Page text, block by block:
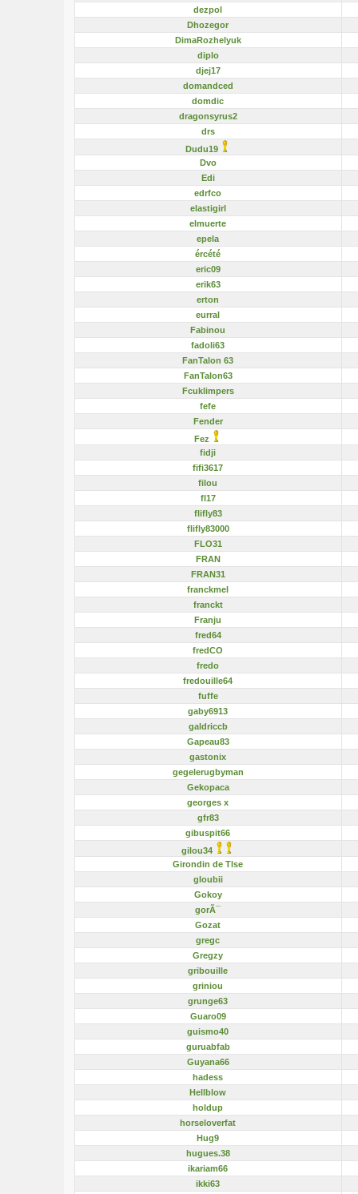
dezpol
Dhozegor
DimaRozhelyuk
diplo
djej17
domandced
domdic
dragonsyrus2
drs
Dudu19
Dvo
Edi
edrfco
elastigirl
elmuerte
epela
ércété
eric09
erik63
erton
eurral
Fabinou
fadoli63
FanTalon 63
FanTalon63
Fcuklimpers
fefe
Fender
Fez
fidji
fifi3617
filou
fl17
flifly83
flifly83000
FLO31
FRAN
FRAN31
franckmel
franckt
Franju
fred64
fredCO
fredo
fredouille64
fuffe
gaby6913
galdriccb
Gapeau83
gastonix
gegelerugbyman
Gekopaca
georges x
gfr83
gibuspit66
gilou34
Girondin de Tlse
gloubii
Gokoy
gorÃ¯
Gozat
gregc
Gregzy
gribouille
griniou
grunge63
Guaro09
guismo40
guruabfab
Guyana66
hadess
Hellblow
holdup
horseloverfat
Hug9
hugues.38
ikariam66
ikki63